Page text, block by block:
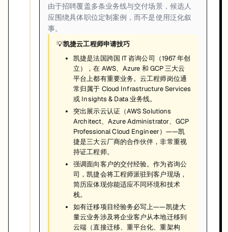
由于招聘覆盖多条业务线与交付场景，候选人
应围绕具体职位定制案例，而不是使用泛化叙
事。
💡凯捷云工程师申请技巧
凯捷是法国跨国 IT 咨询公司（1967 年创
立），在 AWS、Azure 和 GCP 三大云
平台上都有重要业务。云工程师岗位通
常归属于 Cloud Infrastructure Services
或 Insights & Data 业务线。
突出展示云认证（AWS Solutions
Architect、Azure Administrator、GCP
Professional Cloud Engineer）——凯
捷是三大云厂商的合作伙伴，非常重视
持证工程师。
强调面向客户的交付经验。作为咨询公
司，凯捷会将工程师派驻到客户现场，
简历应体现你能适应不同环境和技术
栈。
如有迁移项目经验务必写上——凯捷大
量云业务涉及将企业客户从本地迁移到
云端（直接迁移、重平台化、重架构